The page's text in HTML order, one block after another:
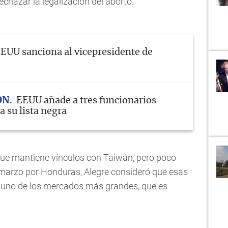
sanciona al vicepresidente de
EEUU añade a tres funcionarios
su lista negra
mantiene vínculos con Taiwán, pero poco
por Honduras, Alegre consideró que esas
de los mercados más grandes, que es